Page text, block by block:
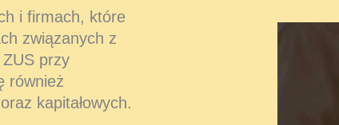
i firmach, które
związanych z
ZUS przy
również
kapitałowych.